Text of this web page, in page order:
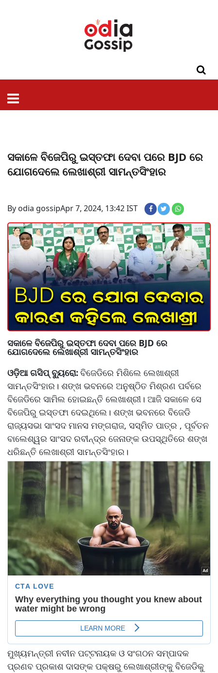
ସକାଳେ ବିଜେପିରୁ ଇସ୍ତଫା ଦେବା ପରେ BJD ରେ
ଯୋଗଦେଲେ ଲେଖାଶ୍ରୀ ସାମନ୍ତସିଂହାର
By odia gossipApr 7, 2024, 13:42 IST
ସକାଳେ ବିଜେପିରୁ ଇସ୍ତଫା ଦେବା ପରେ BJD ରେ
ଯୋଗଦେଲେ ଲେଖାଶ୍ରୀ ସାମନ୍ତସିଂହାର
ଓଡ଼ିଆ ଗସିପ୍ ବ୍ୟୁରୋ: ବିଜେଡିରେ ମିଶିଲେ ଲେଖାଶ୍ରୀ
ସାମନ୍ତସିଂହାର। ଶଙ୍ଖ ଭବନରେ ଅନୁଷ୍ଠିତ ମିଶ୍ରଣ ପର୍ବରେ
ବିଜେଡିରେ ସାମିଲ ହୋଇଛନ୍ତି ଲେଖାଶ୍ରୀ। ଆଜି ସକାଳେ ସେ
ବିଜେପିରୁ ଇସ୍ତଫା ଦେଇଥିଲେ। ଶଙ୍ଖ ଭବନରେ ବିଜେଡି
ରାଜ୍ୟସଭା ସାଂସଦ ମାନସ ମଙ୍ଗରାଜ, ସସ୍ମିତ ପାତ୍ର , ପୂର୍ବତନ
ବାଲେଶ୍ୱର ସାଂସଦ ରବୀନ୍ଦ୍ର ଜେନାଙ୍କ ଉପସ୍ଥିତିରେ ଶଙ୍ଖ
ଧରିଛନ୍ତି ଲେଖାଶ୍ରୀ ସାମନ୍ତସିଂହାର।
ମୁଖ୍ୟମନ୍ତ୍ରୀ ନବୀନ ପଟ୍ଟନାୟକ ଓ ସଂଗଠନ ସମ୍ପାଦକ
ପ୍ରଣବ ପ୍ରକାଶ ଦାସଙ୍କ ପକ୍ଷରୁ ଲେଖାଶ୍ରୀଙ୍କୁ ବିଜେଡିକୁ